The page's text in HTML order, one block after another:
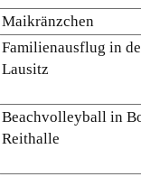
Maikränzchen
Familienausflug in
Lausitz
Beachvolleyball in
Reithalle